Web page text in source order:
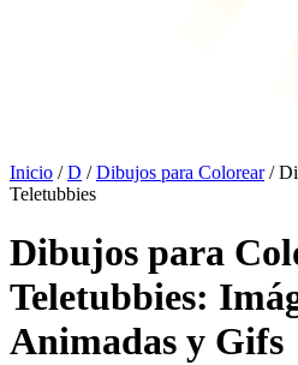
Inicio /D /Dibujos para Colorear/
Teletubbies
Dibujos para
Teletubbies:
Animadas y Gifs